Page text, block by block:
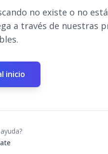
no existe o no
a través de nuestras
inicio